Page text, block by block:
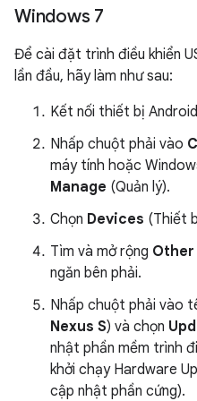
Windows 7
Để cài đặt trình điều khiển
lần đầu, hãy làm như sau:
Kết nối thiết bị
Nhấp chuột phải vào
máy tính hoặc
Manage (Quản lý).
Chọn Devices (Thiết
Tìm và mở rộng
ngăn bên phải.
Nhấp chuột phải vào
Nexus S) và chọn
nhật phần mềm trình
khởi chạy Hardware
cập nhật phần cứng).